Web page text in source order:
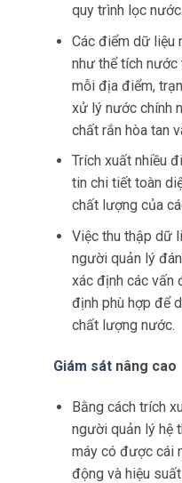
quy trình lọc nước.
Các điểm dữ liệu
như thể tích
mỗi địa điểm,
xử lý nước chính
chất rắn hòa tan
Trích xuất nhiều
tin chi tiết toàn
chất lượng của
Việc thu thập dữ
người quản lý
xác định các vấn
định phù hợp để
chất lượng nước.
Giám sát nâng cao
Bằng cách trích
người quản lý hệ
máy có được cái
động và hiệu